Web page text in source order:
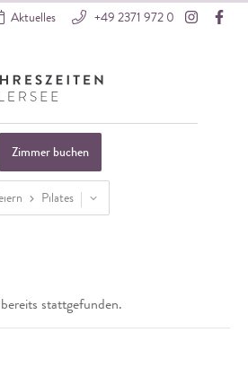
Aktuelles +49 2371 972 0
Zimmer buchen
Pilates
stattgefunden.